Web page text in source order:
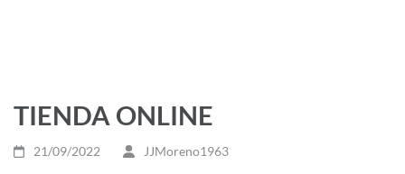
TIENDA ONLINE
21/09/2022 JJMoreno1963